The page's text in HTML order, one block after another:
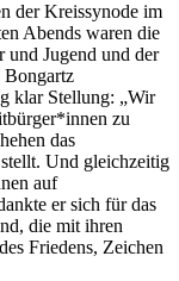
der Kreissynode im
Abends waren die
und Jugend und der
Bongartz
klar Stellung: „Wir
zu
das
Und gleichzeitig
auf
er sich für das
die mit ihren
Friedens, Zeichen